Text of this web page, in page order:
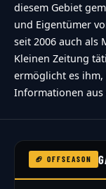
touch the
alt":"Refresh\/
accessibility
in with
diesem Gebiet
und Eigentümer
seit 2006 auch als
Kleinen Zeitung
ermöglicht es
Informationen
🏈 OFFSEASON